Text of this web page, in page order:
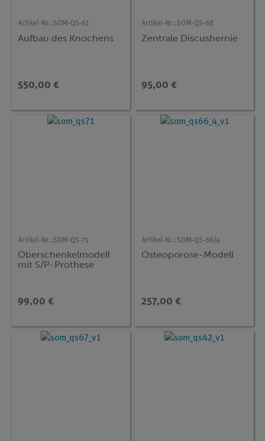
Artikel-Nr.:SOM-QS-61
Aufbau des Knochens
550,00 €
Artikel-Nr.:SOM-QS-68
Zentrale Discushernie
95,00 €
Artikel-Nr.:SOM-QS-71
Oberschenkelmodell
mit S/P-Prothese
99,00 €
Artikel-Nr.:SOM-QS-66/4
Osteoporose-Modell
257,00 €